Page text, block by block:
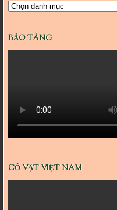
Danh
BẢO TÀNG
CỔ VẬT VIỆT NAM